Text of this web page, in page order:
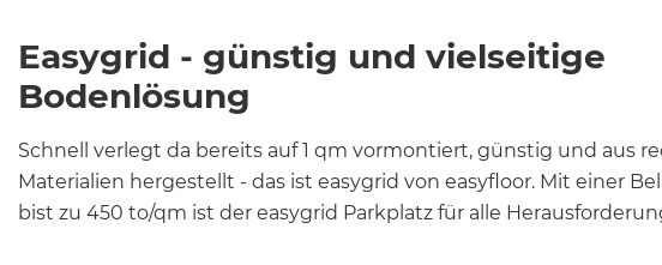
Easygrid - günstig und vielseitige
Bodenlösung
Schnell verlegt da bereits auf 1 qm vormontiert, günstig und aus
Materialien hergestellt - das ist easygrid von easyfloor. Mit einer
bist zu 450 to/qm ist der easygrid Parkplatz für alle